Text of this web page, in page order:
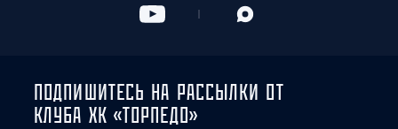
ПОДПИШИТЕСЬ НА РАССЫЛКИ ОТ
КЛУБА ХК «ТОРПЕДО»